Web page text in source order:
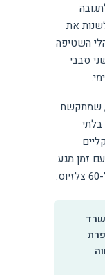
את
השטיפה
סבבי
שמתקשח
בהקצפה, עם זמן מגע